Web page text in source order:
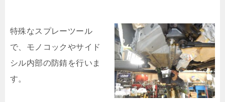
特殊なスプレーツール
で、モノコックやサイド
シル内部の防錆を行いま
す。